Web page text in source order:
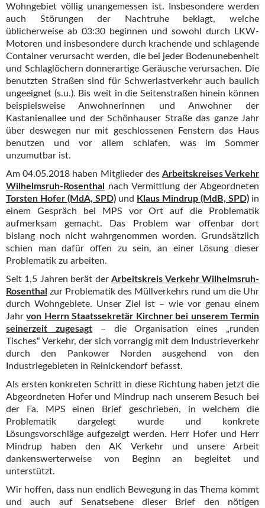
Wohngebiet völlig unangemessen ist. Insbesondere werden
auch Störungen der Nachtruhe beklagt, welche
üblicherweise ab 03:30 beginnen und sowohl durch LKW-
Motoren und insbesondere durch krachende und schlagende
Container verursacht werden, die bei jeder Bodenunebenheit
und Schlaglöchern donnerartige Geräusche verursachen. Die
benutzten Straßen sind für Schwerlastverkehr auch baulich
ungeeignet (s.u.). Bis weit in die Seitenstraßen hinein können
beispielsweise Anwohnerinnen und Anwohner der
Kastanienallee und der Schönhauser Straße das ganze Jahr
über deswegen nur mit geschlossenen Fenstern das Haus
benutzen und vor allem schlafen, was im Sommer
unzumutbar ist.
Am 04.05.2018 haben Mitglieder des Arbeitskreises Verkehr
Wilhelmsruh-Rosenthal
nach Vermittlung der Abgeordneten
Torsten Hofer (MdA, SPD) und Klaus Mindrup (MdB, SPD) in
einem Gespräch bei MPS vor Ort auf die Problematik
aufmerksam gemacht. Das Problem war offenbar dort
bislang noch nicht wahrgenommen worden. Grundsätzlich
schien man dafür offen zu sein, an einer Lösung dieser
Problematik zu arbeiten.
Seit 1,5 Jahren berät derArbeitskreis Verkehr Wilhelmsruh-
Rosenthal zur Problematik des Müllverkehrs rund um die Uhr
durch Wohngebiete. Unser Ziel ist – wie vor genau einem
Jahrvon Herrn Staatssekretär Kirchner bei unserem Termin
seinerzeit zugesagt– die Organisation eines „runden
Tisches“ Verkehr, der sich vorrangig mit dem Industrieverkehr
durch den Pankower Norden ausgehend von den
Industriegebieten in Reinickendorf befasst.
Als ersten konkreten Schritt in diese Richtung haben jetzt die
Abgeordneten Hofer und Mindrup nach unserem Besuch bei
der Fa. MPS einen Brief geschrieben, in welchem die
Problematik dargelegt wurde und konkrete
Lösungsvorschläge aufgezeigt werden. Herr Hofer und Herr
Mindrup haben den AK Verkehr und unsere Arbeit
dankenswerterweise von Beginn an begleitet und
unterstützt.
Wir hoffen, dass nun endlich Bewegung in das Thema kommt
und auch auf Senatsebene dieser Brief den nötigen